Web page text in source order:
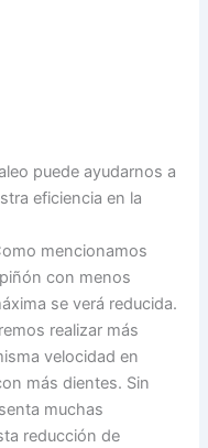
puede ayudarnos a
eficiencia en la
mencionamos
con menos
se verá reducida.
realizar más
velocidad en
más dientes. Sin
muchas
reducción de